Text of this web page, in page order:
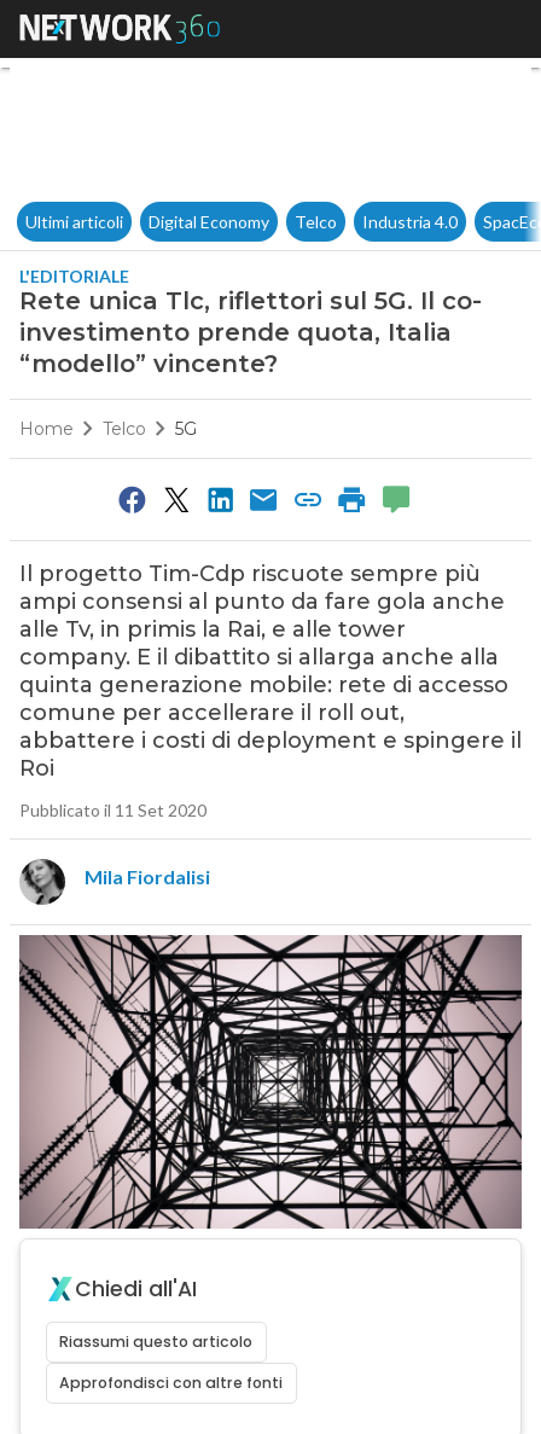
Rete unica Tlc, riflettori sul
Ultimi articoli Digital Economy Telco Industria 4.0
L'EDITORIALE
Rete unica Tlc, riflettori sul 5G. Il co-
investimento prende quota, Italia
“modello” vincente?
Home Telco 5G
Il progetto Tim-Cdp riscuote sempre più
ampi consensi al punto da fare gola anche
alle Tv, in primis la Rai, e alle tower
company. E il dibattito si allarga anche alla
quinta generazione mobile: rete di accesso
comune per accellerare il roll out,
abbattere i costi di deployment e spingere il
Roi
Pubblicato il 11 Set 2020
Mila Fiordalisi
Chiedi all'AI
Riassumi questo articolo
Approfondisci con altre fonti